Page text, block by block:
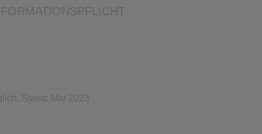
Stand: Mai 2023